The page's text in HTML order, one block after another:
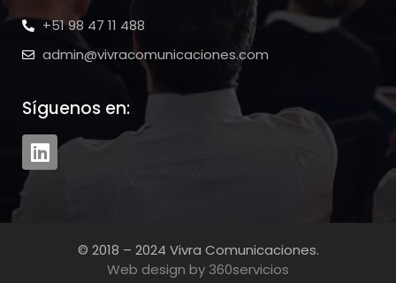
+51 98 47 11 488
admin@vivracomunicaciones.com
Síguenos en:
© 2018 – 2024 Vivra Comunicaciones.
Web design by 360servicios